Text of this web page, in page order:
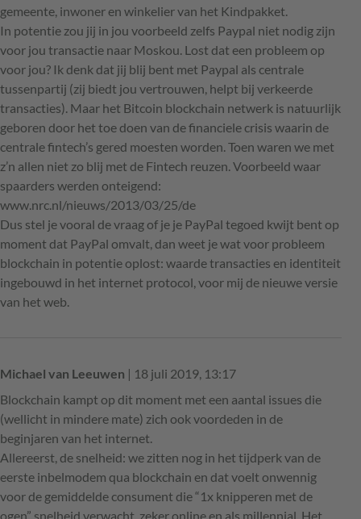
gemeente, inwoner en winkelier van het Kindpakket.
In potentie zou jij in jou voorbeeld zelfs Paypal niet nodig zijn
voor jou transactie naar Moskou. Lost dat een probleem op
voor jou? Ik denk dat jij blij bent met Paypal als centrale
tussenpartij (zij biedt jou vertrouwen, helpt bij verkeerde
transacties). Maar het Bitcoin blockchain netwerk is natuurlijk
geboren door het toe doen van de financiele crisis waarin de
centrale fintech’s gered moesten worden. Toen waren we met
z’n allen niet zo blij met de Fintech reuzen. Voorbeeld waar
spaarders werden onteigend:
www.nrc.nl/nieuws/2013/03/25/de
Dus stel je vooral de vraag of je je PayPal tegoed kwijt bent op
moment dat PayPal omvalt, dan weet je wat voor probleem
blockchain in potentie oplost: waarde transacties en identiteit
ingebouwd in het internet protocol, voor mij de nieuwe versie
van het web.
Michael van Leeuwen | 18 juli 2019, 13:17
Blockchain kampt op dit moment met een aantal issues die
(wellicht in mindere mate) zich ook voordeden in de
beginjaren van het internet.
Allereerst, de snelheid: we zitten nog in het tijdperk van de
eerste inbelmodem qua blockchain en dat voelt onwennig
voor de gemiddelde consument die “1x knipperen met de
ogen” snelheid verwacht, zeker online en als millennial. Het